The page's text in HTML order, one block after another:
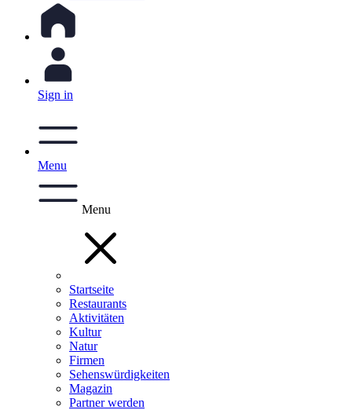
Sign in
Menu
Menu
Startseite
Restaurants
Aktivitäten
Kultur
Natur
Firmen
Sehenswürdigkeiten
Magazin
Partner werden